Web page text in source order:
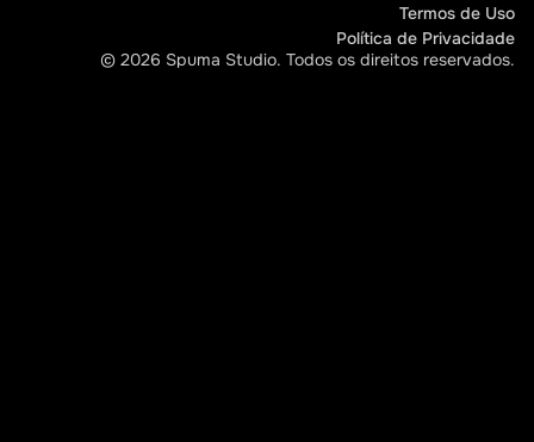
Termos de Uso
Termos de Uso
Política de Privacidade
Política de Privacidade
© 2026 Spuma Studio. Todos os direitos reservados.